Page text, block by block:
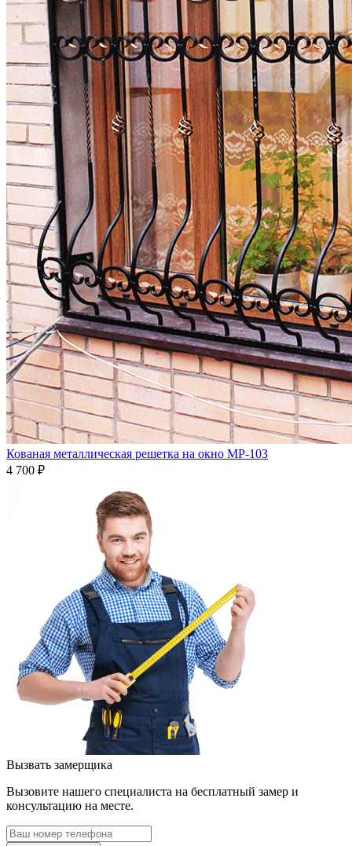
Кованая металлическая решетка на окно МР-103
4 700 ₽
Вызвать замерщика
Вызовите нашего специалиста на бесплатный замер и
консультацию на месте.